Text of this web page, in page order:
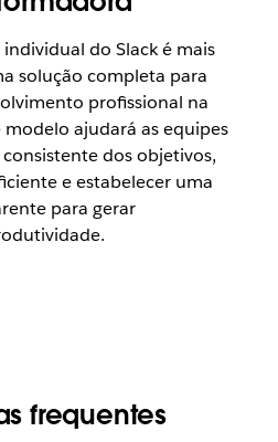
do Slack é mais
solução completa para
profissional na
modelo ajudará as equipes
dos objetivos,
e estabelecer uma
para gerar
frequentes